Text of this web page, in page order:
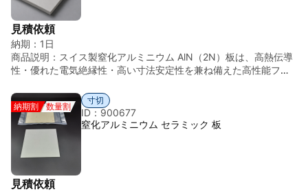
（～170 W/m·K） ・電気特性 優れた絶縁体 ・誘電率 約 8～
9 ■ 特徴 ・高熱伝導 × 電気絶縁 ・低熱膨張率（Siに近い）
・耐熱・耐食性 ・半導体装置材料に最適 ※ 水分と反応しや
すく、吸湿に注意が必要 ■ 主な用途 ・放熱基板・絶縁基板
・パワー半導体用基板 ・LED基板 ・半導体製造装置部材
・スパッタリングターゲット ■ 2N5グレードの位置づけ ・
定あり ・酸素含有量の管理が重要
見積依頼
納期： 1日
商品説明： スイス製窒化アルミニウム AlN（2N）板は、高熱伝導
性・優れた電気絶縁性・高い寸法安定性を兼ね備えた高性能ファ
められる電子部品・半導体関連用途に適しており、低熱膨張特性
によって高精度用途にも対応可能です。 特長 ◎高純度窒化アルミ
ニウム（AlN / 2N） ◎高熱伝導性 ◎優れた電気絶縁性 ◎低熱膨
張・高寸法安定性 ◎耐熱性 ◎耐腐食性 ◎スイス製精密セラミッ
クス
納期割 数量割
寸切
ID：900677
窒化アルミニウム セラミック 板
見積依頼